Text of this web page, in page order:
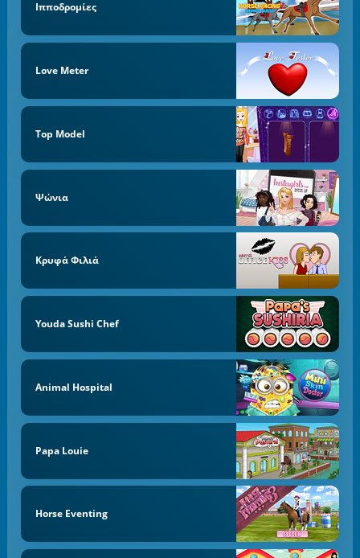
Ιπποδρομίες
Love Meter
Top Model
Ψώνια
Κρυφά Φιλιά
Youda Sushi Chef
Animal Hospital
Papa Louie
Horse Eventing